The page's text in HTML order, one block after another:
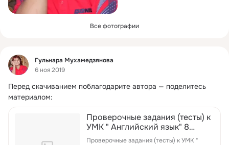
Все фотографии
Фид
Гульнара Мухамедзянова
6 ноя 2019
Перед скачиванием поблагодарите автора — поделитесь
материалом:
Проверочные задания (тесты) к
УМК " Английский язык" 8
класс С.Г. Тер-Минасовой
Проверочные задания (тесты) к УМК "